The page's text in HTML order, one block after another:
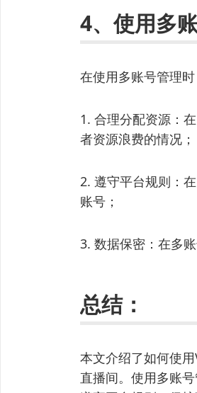
4、使用多
在使用多账号管理
1. 合理分配资源：
者资源浪费的情况；
2. 遵守平台规则：
账号；
3. 数据保密：在多
总结：
本文介绍了如何使
直播间。使用多账